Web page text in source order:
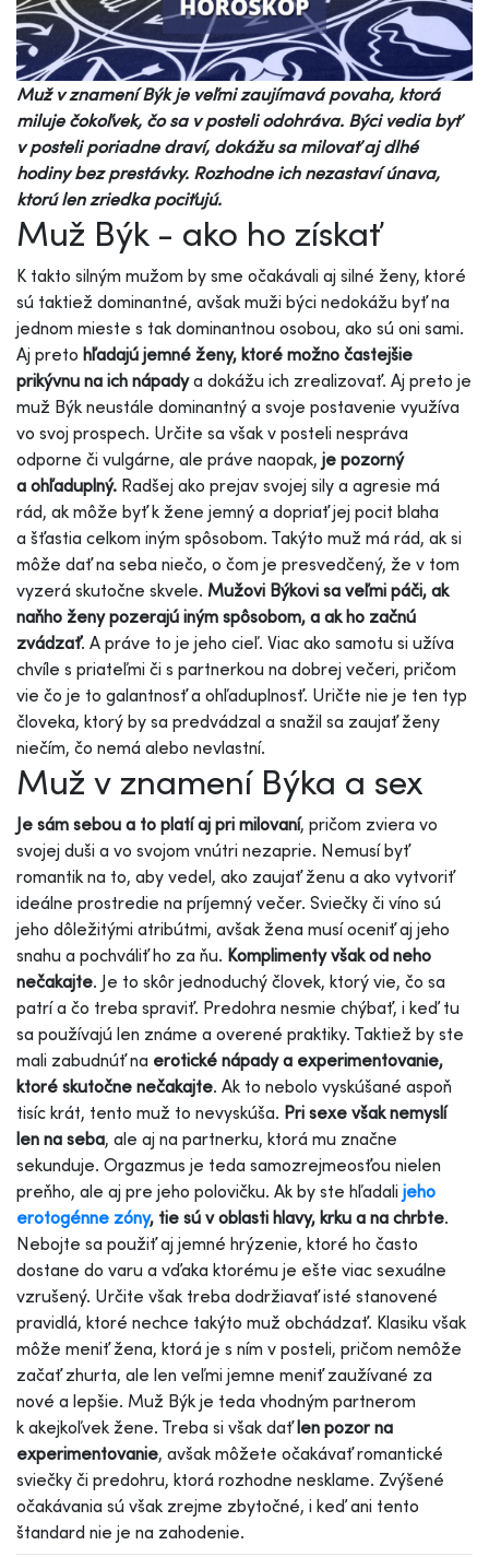
Muž v znamení Býk je veľmi zaujímavá povaha, ktorá
miluje čokoľvek, čo sa v posteli odohráva. Býci vedia byť
v posteli poriadne draví, dokážu sa milovať aj dlhé
hodiny bez prestávky. Rozhodne ich nezastaví únava,
ktorú len zriedka pociťujú.
Muž Býk - ako ho získať
K takto silným mužom by sme očakávali aj silné ženy, ktoré
sú taktiež dominantné, avšak muži býci nedokážu byť na
jednom mieste s tak dominantnou osobou, ako sú oni sami.
Aj preto hľadajú jemné ženy, ktoré možno častejšie
prikývnu na ich nápadya dokážu ich zrealizovať. Aj preto je
muž Býk neustále dominantný a svoje postavenie využíva
vo svoj prospech. Určite sa však v posteli nespráva
odporne či vulgárne, ale práve naopak, je pozorný
a ohľaduplný. Radšej ako prejav svojej sily a agresie má
rád, ak môže byť k žene jemný a dopriať jej pocit blaha
a šťastia celkom iným spôsobom. Takýto muž má rád, ak si
môže dať na seba niečo, o čom je presvedčený, že v tom
vyzerá skutočne skvele. Mužovi Býkovi sa veľmi páči, ak
naňho ženy pozerajú iným spôsobom, a ak ho začnú
zvádzať. A práve to je jeho cieľ. Viac ako samotu si užíva
chvíle s priateľmi či s partnerkou na dobrej večeri, pričom
vie čo je to galantnosť a ohľaduplnosť. Uričte nie je ten typ
človeka, ktorý by sa predvádzal a snažil sa zaujať ženy
niečím, čo nemá alebo nevlastní.
Muž v znamení Býka a sex
Je sám sebou a to platí aj pri milovaní, pričom zviera vo
svojej duši a vo svojom vnútri nezaprie. Nemusí byť
romantik na to, aby vedel, ako zaujať ženu a ako vytvoriť
ideálne prostredie na príjemný večer. Sviečky či víno sú
jeho dôležitými atribútmi, avšak žena musí oceniť aj jeho
snahu a pochváliť ho za ňu. Komplimenty však od neho
nečakajte. Je to skôr jednoduchý človek, ktorý vie, čo sa
patrí a čo treba spraviť. Predohra nesmie chýbať, i keď tu
sa používajú len známe a overené praktiky. Taktiež by ste
mali zabudnúť na erotické nápady a experimentovanie,
ktoré skutočne nečakajte. Ak to nebolo vyskúšané aspoň
tisíc krát, tento muž to nevyskúša. Pri sexe však nemyslí
len na seba, ale aj na partnerku, ktorá mu značne
sekunduje. Orgazmus je teda samozrejmeosťou nielen
preňho, ale aj pre jeho polovičku. Ak by ste hľadali jeho
erotogénne zóny, tie sú v oblasti hlavy, krku a na chrbte.
Nebojte sa použiť aj jemné hrýzenie, ktoré ho často
dostane do varu a vďaka ktorému je ešte viac sexuálne
vzrušený. Určite však treba dodržiavať isté stanovené
pravidlá, ktoré nechce takýto muž obchádzať. Klasiku však
môže meniť žena, ktorá je s ním v posteli, pričom nemôže
začať zhurta, ale len veľmi jemne meniť zaužívané za
nové a lepšie. Muž Býk je teda vhodným partnerom
k akejkoľvek žene. Treba si však daťlen pozor na
experimentovanie, avšak môžete očakávať romantické
sviečky či predohru, ktorá rozhodne nesklame. Zvýšené
očakávania sú však zrejme zbytočné, i keď ani tento
štandard nie je na zahodenie.